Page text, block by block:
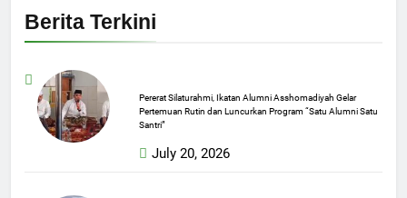
Berita Terkini
Pererat Silaturahmi, Ikatan Alumni Asshomadiyah Gelar
Pertemuan Rutin dan Luncurkan Program “Satu Alumni Satu
Santri”
July 20, 2026